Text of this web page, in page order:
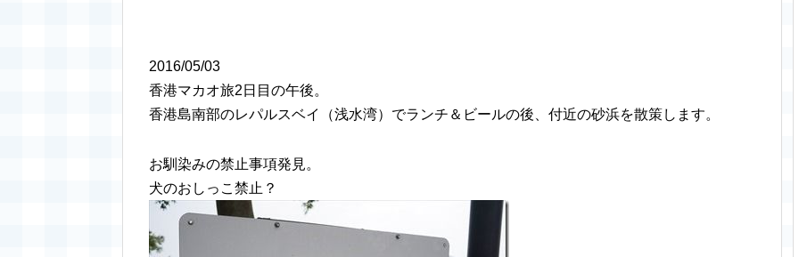
2016/05/03
香港マカオ旅2日目の午後。
香港島南部のレパルスベイ（浅水湾）でランチ＆ビールの後、付近の砂浜を散策します。
お馴染みの禁止事項発見。
犬のおしっこ禁止？